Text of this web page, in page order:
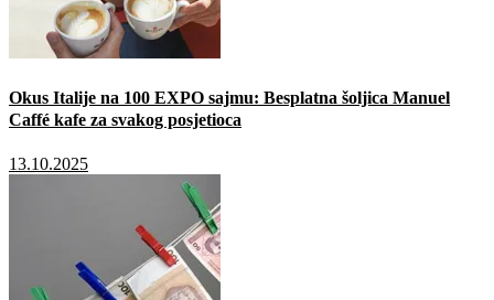
Okus Italije na 100 EXPO sajmu: Besplatna šoljica Manuel
Caffé kafe za svakog posjetioca
13.10.2025